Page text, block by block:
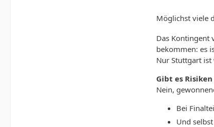
Möglichst viele
Das Kontingent
bekommen: es
Nur Stuttgart ist
Gibt es
Nein,
Bei
Und